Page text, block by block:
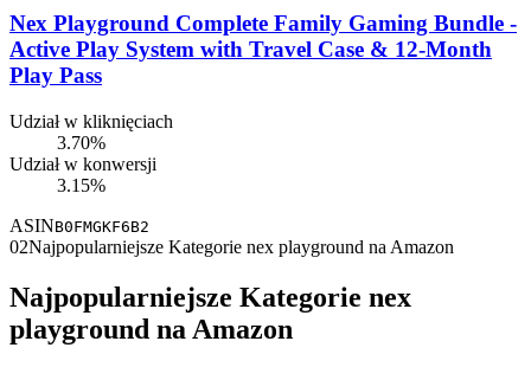
Nex Playground Complete Family Gaming Bundle -
Active Play System with Travel Case & 12-Month
Play Pass
Udział w kliknięciach
3.70%
Udział w konwersji
3.15%
ASINB0FMGKF6B2
02Najpopularniejsze Kategorie nex playground na Amazon
Najpopularniejsze Kategorie nex
playground na Amazon